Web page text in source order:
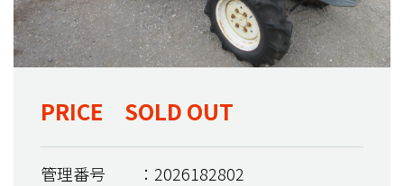
PRICE SOLD OUT
管理番号
：2026182802